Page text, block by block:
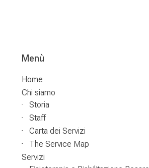
Menù
Home
Chi siamo
Storia
Staff
Carta dei Servizi
The Service Map
Servizi